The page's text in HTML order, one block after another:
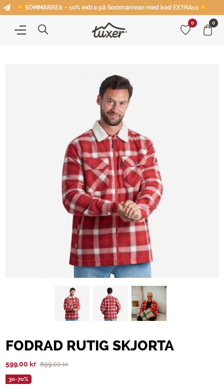
SOMMARREA – 10% extra på Sommarrean med kod EXTRA10
0 0
FODRAD RUTIG SKJORTA
899.00kr
Det
ursprungliga
priset
599.00 kr
Det
nuvarande
priset
30-70%